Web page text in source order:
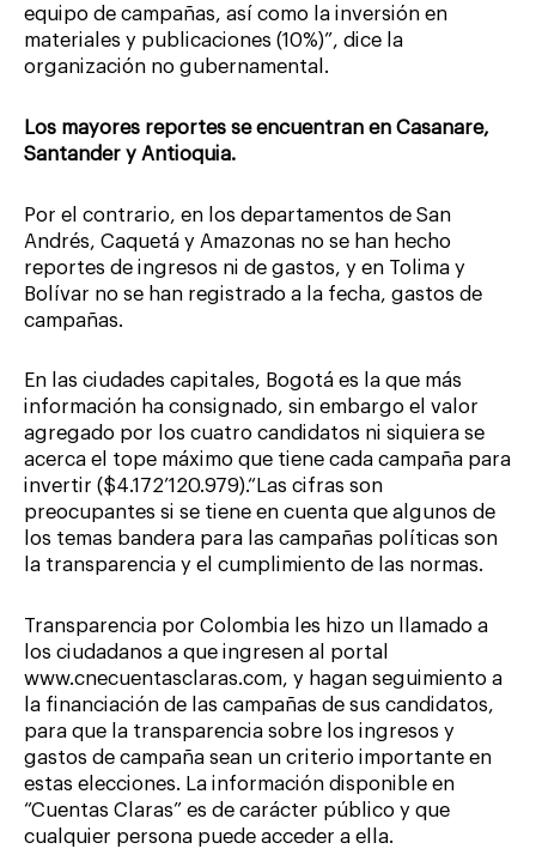
equipo de campañas, así como la inversión en
materiales y publicaciones (10%)”, dice la
organización no gubernamental.
Los mayores reportes se encuentran en Casanare,
Santander y Antioquia.
Por el contrario, en los departamentos de San
Andrés, Caquetá y Amazonas no se han hecho
reportes de ingresos ni de gastos, y en Tolima y
Bolívar no se han registrado a la fecha, gastos de
campañas.
En las ciudades capitales, Bogotá es la que más
información ha consignado, sin embargo el valor
agregado por los cuatro candidatos ni siquiera se
acerca el tope máximo que tiene cada campaña para
invertir ($4.172’120.979).“Las cifras son
preocupantes si se tiene en cuenta que algunos de
los temas bandera para las campañas políticas son
la transparencia y el cumplimiento de las normas.
Transparencia por Colombia les hizo un llamado a
los ciudadanos a que ingresen al portal
www.cnecuentasclaras.com, y hagan seguimiento a
la financiación de las campañas de sus candidatos,
para que la transparencia sobre los ingresos y
gastos de campaña sean un criterio importante en
estas elecciones. La información disponible en
“Cuentas Claras” es de carácter público y que
cualquier persona puede acceder a ella.